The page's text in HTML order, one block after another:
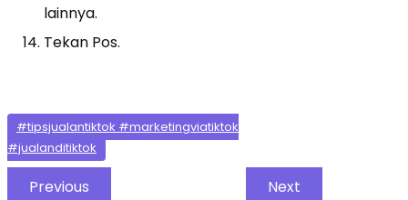
lainnya.
Tekan Pos.
#tipsjualantiktok #marketingviatiktok
#jualanditiktok
Previous Next